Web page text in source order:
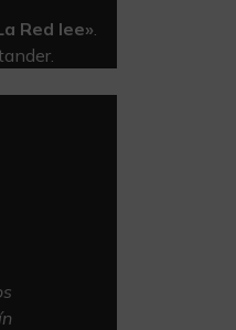
Red lee».